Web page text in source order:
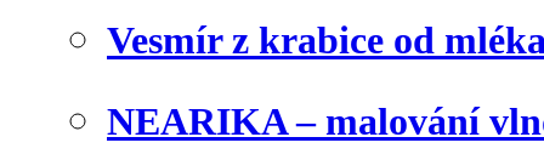
Vesmír z krabice od
NEARIKA – malování